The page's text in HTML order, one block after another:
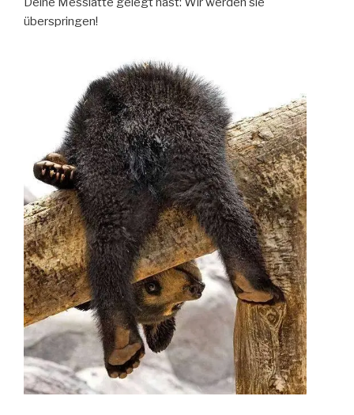
überspringen!